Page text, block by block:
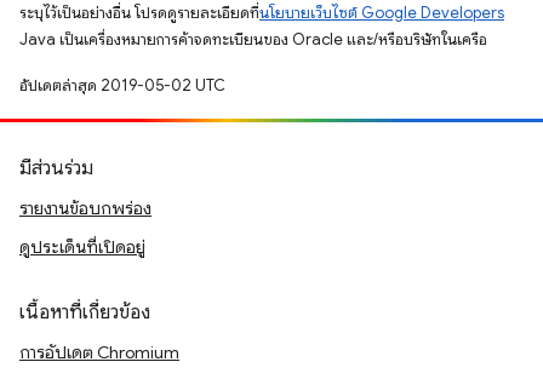
ระบุไว้เป็นอย่างอื่น โปรดดูรายละเอียดที่นโยบายเว็บไซต์ Google Developers
Java เป็นเครื่องหมายการค้าจดทะเบียนของ Oracle และ/หรือบริษัทในเครือ
อัปเดตล่าสุด 2019-05-02 UTC
มีส่วนร่วม
รายงานข้อบกพร่อง
ดูประเด็นที่เปิดอยู่
เนื้อหาที่เกี่ยวข้อง
การอัปเดต Chromium